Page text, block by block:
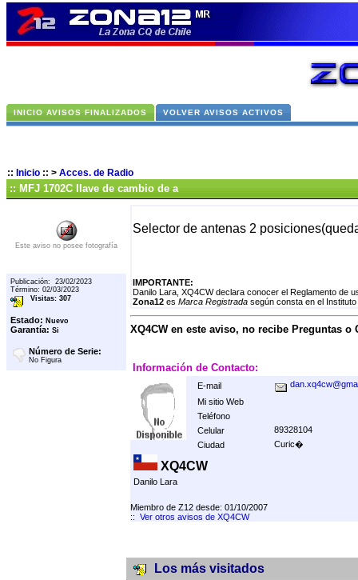
INICIO AVISOS FINALIZADOS VOLVER AVISOS ACTIVOS
:: Inicio :: > Acces. de Radio
:: MFJ 1702C llave de cambio de a
Este aviso no posee fotografía
Publicación: 23/02/2023
Término: 02/03/2023
Visitas: 307
Estado: Nuevo
Garantía: Si
Número de Serie:
No Figura
Selector de antenas 2
IMPORTANTE:
Danilo Lara, XQ4CW declara conocer el Reglamento de
Zona12 es Marca Registrada según consta en el
XQ4CW en este aviso, no recibe Preguntas o
Información de Contacto:
E-mail
Mi sitio Web
Teléfono
Celular
89328104
Ciudad
Curic�
XQ4CW
Danilo Lara
Miembro de Z12 desde: 01/10/2007
:: Ver otros avisos de XQ4CW
Los más visitados